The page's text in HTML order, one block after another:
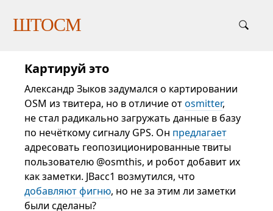
ШТОСМ
Картируй это
Александр Зыков задумался о картировании
OSM из твитера, но в отличие отosmitter,
не стал радикально загружать данные в базу
по нечёткому сигналу GPS. Он предлагает
адресовать геопозиционированные твиты
пользователю @osmthis, и робот добавит их
как заметки. JBacc1 возмутился, что
добавляют фигню, но не за этим ли заметки
были сделаны?